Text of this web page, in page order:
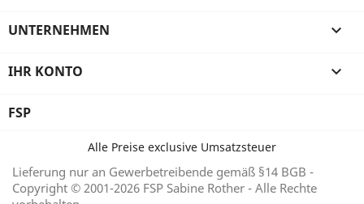
UNTERNEHMEN 
IHR KONTO 
FSP
Alle Preise exclusive Umsatzsteuer
Lieferung nur an Gewerbetreibende gemäß §14 BGB -
Copyright © 2001-2026 FSP Sabine Rother - Alle Rechte